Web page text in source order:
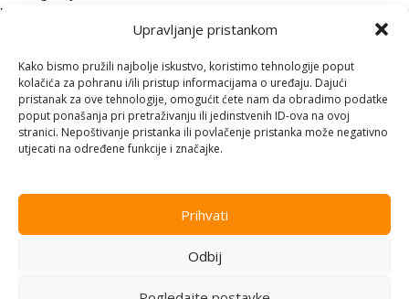
Upravljanje pristankom
Kako bismo pružili najbolje iskustvo, koristimo tehnologije poput
kolačića za pohranu i/ili pristup informacijama o uređaju. Dajući
pristanak za ove tehnologije, omogućit ćete nam da obradimo podatke
poput ponašanja pri pretraživanju ili jedinstvenih ID-ova na ovoj
stranici. Nepoštivanje pristanka ili povlačenje pristanka može negativno
utjecati na određene funkcije i značajke.
Prihvati
Odbij
Kupovina i podrška
Kontakt informacije
Branilaca Bosne, 75 300 Lukavac
+387 35 555 999
info@pconer.ba